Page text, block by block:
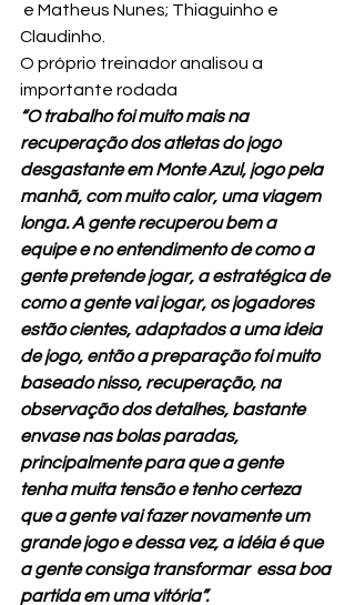
e Matheus Nunes; Thiaguinho e
Claudinho.
O próprio treinador analisou a
importante rodada
“O trabalho foi muito mais na
recuperação dos atletas do jogo
desgastante em Monte Azul, jogo pela
manhã, com muito calor, uma viagem
longa. A gente recuperou bem a
equipe e no entendimento de como a
gente pretende jogar, a estratégica de
como a gente vai jogar, os jogadores
estão cientes, adaptados a uma ideia
de jogo, então a preparação foi muito
baseado nisso, recuperação, na
observação dos detalhes, bastante
envase nas bolas paradas,
principalmente para que a gente
tenha muita tensão e tenho certeza
que a gente vai fazer novamente um
grande jogo e dessa vez, a idéia é que
a gente consiga transformar  essa boa
partida em uma vitória”.